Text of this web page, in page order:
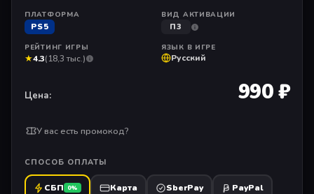
ПЛАТФОРМА
PS5
ВИД АКТИВАЦИИ
П3
РЕЙТИНГ ИГРЫ
★4.3(18,3 тыс.)
ЯЗЫК В ИГРЕ
Русский
Цена: 990 ₽
У вас есть промокод?
СПОСОБ ОПЛАТЫ
СБП 0% Карта SberPay PayPal